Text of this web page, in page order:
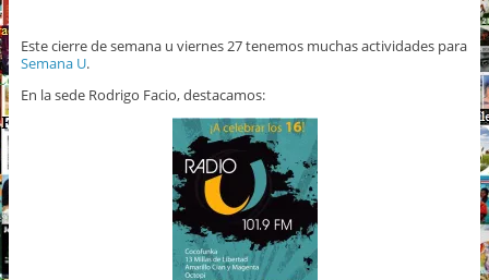
Este cierre de semana u viernes 27 tenemos muchas actividades para
Semana U.
En la sede Rodrigo Facio, destacamos: